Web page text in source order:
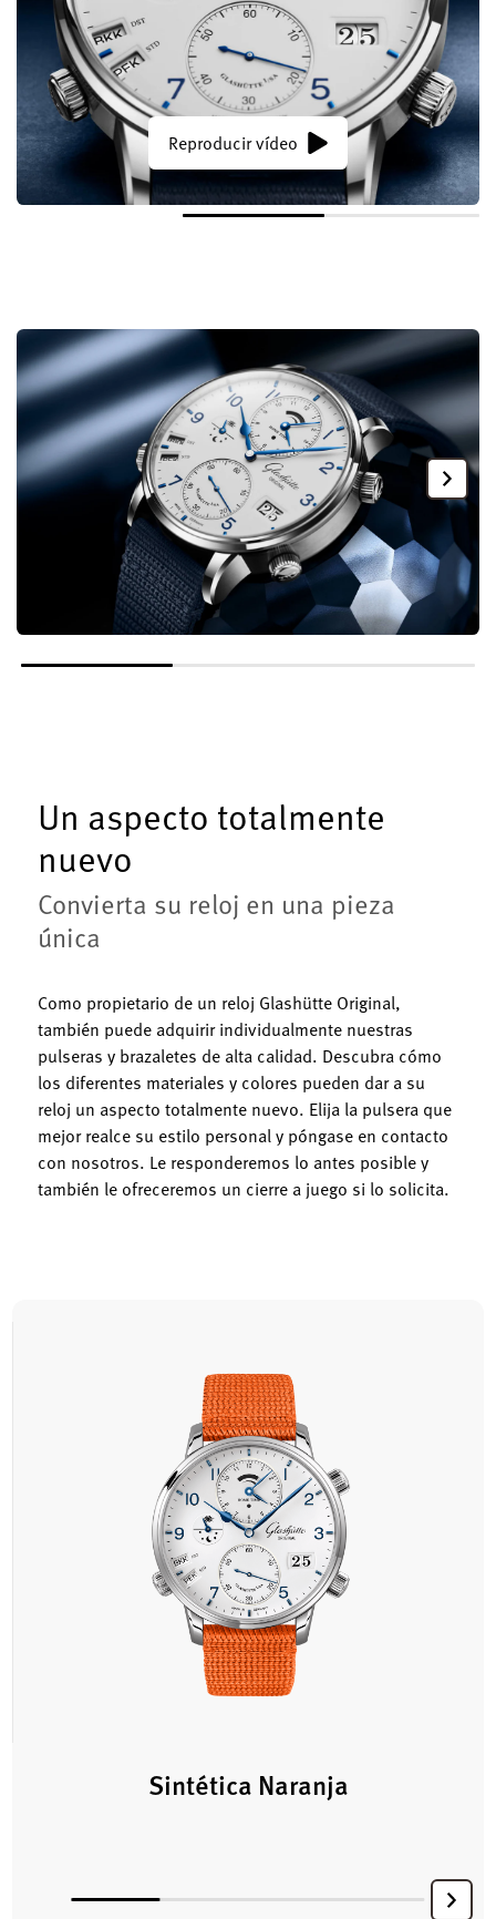
Reproducir vídeo
Un aspecto totalmente
nuevo
Convierta su reloj en una pieza
única
Como propietario de un reloj Glashütte Original,
también puede adquirir individualmente nuestras
pulseras y brazaletes de alta calidad. Descubra cómo
los diferentes materiales y colores pueden dar a su
reloj un aspecto totalmente nuevo. Elija la pulsera que
mejor realce su estilo personal y póngase en contacto
con nosotros. Le responderemos lo antes posible y
también le ofreceremos un cierre a juego si lo solicita.
Sintética Naranja